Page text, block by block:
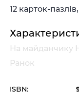
12 карток-
На майданчику
Ранок
ISBN: